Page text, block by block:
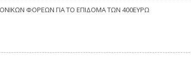
ΦΟΡΕΩΝ ΓΙΑ ΤΟ ΕΠΙΔΟΜΑ ΤΩΝ 400ΕΥΡΩ